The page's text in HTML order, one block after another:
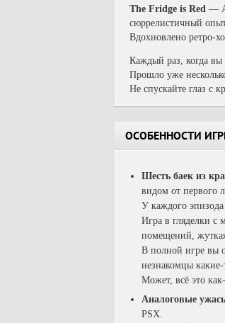
The Fridge is Red —
сюррелистичный
Вдохновлено ретро-
Каждый раз, когда вы
Прошло уже
Не спускайте глаз с
ОСОБЕННОСТИ
Шесть баек из
видом от первого
У каждого эпизода
Игра в гляделки с
помещений,
В полной игре вы
незнакомцы
Может, всё это
Аналоговые
PSX.